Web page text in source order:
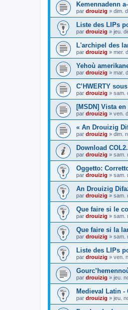
Kemennadenn
par drouizig » dim.
Liste des LIPs
par drouizig » jeu.
L'archipel des
par drouizig » mer.
Yehoù
par drouizig » mar.
C’HWERTY
par drouizig » sam.
[MSDN] Vista
par drouizig » ven.
« An Drouizig
par drouizig » dim.
Download
par drouizig » sam.
Oggetto:
par drouizig » sam.
An Drouizig
par drouizig » sam.
Que faire si le
par drouizig » sam.
Que faire si la
par drouizig » sam.
Liste des LIPs
par drouizig » ven.
par drouizig » jeu.
Medieval Latin
par drouizig » jeu.